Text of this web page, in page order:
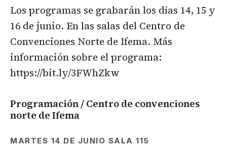
Los programas se grabarán los días 14, 15 y
16 de junio. En las salas del Centro de
Convenciones Norte de Ifema. Más
información sobre el programa:
https://bit.ly/3FWhZkw
Programación / Centro de convenciones
norte de Ifema
MARTES 14 DE JUNIO SALA 115